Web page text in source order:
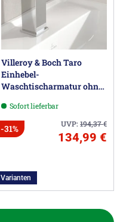
Villeroy & Boch Taro
Einhebel-
Waschtischarmatur ohne
Sofort lieferbar
UVP:194,37€
-31%
134,99 €
Varianten